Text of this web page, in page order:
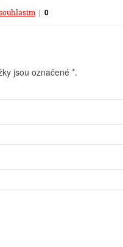
| 0
jsou označené *.